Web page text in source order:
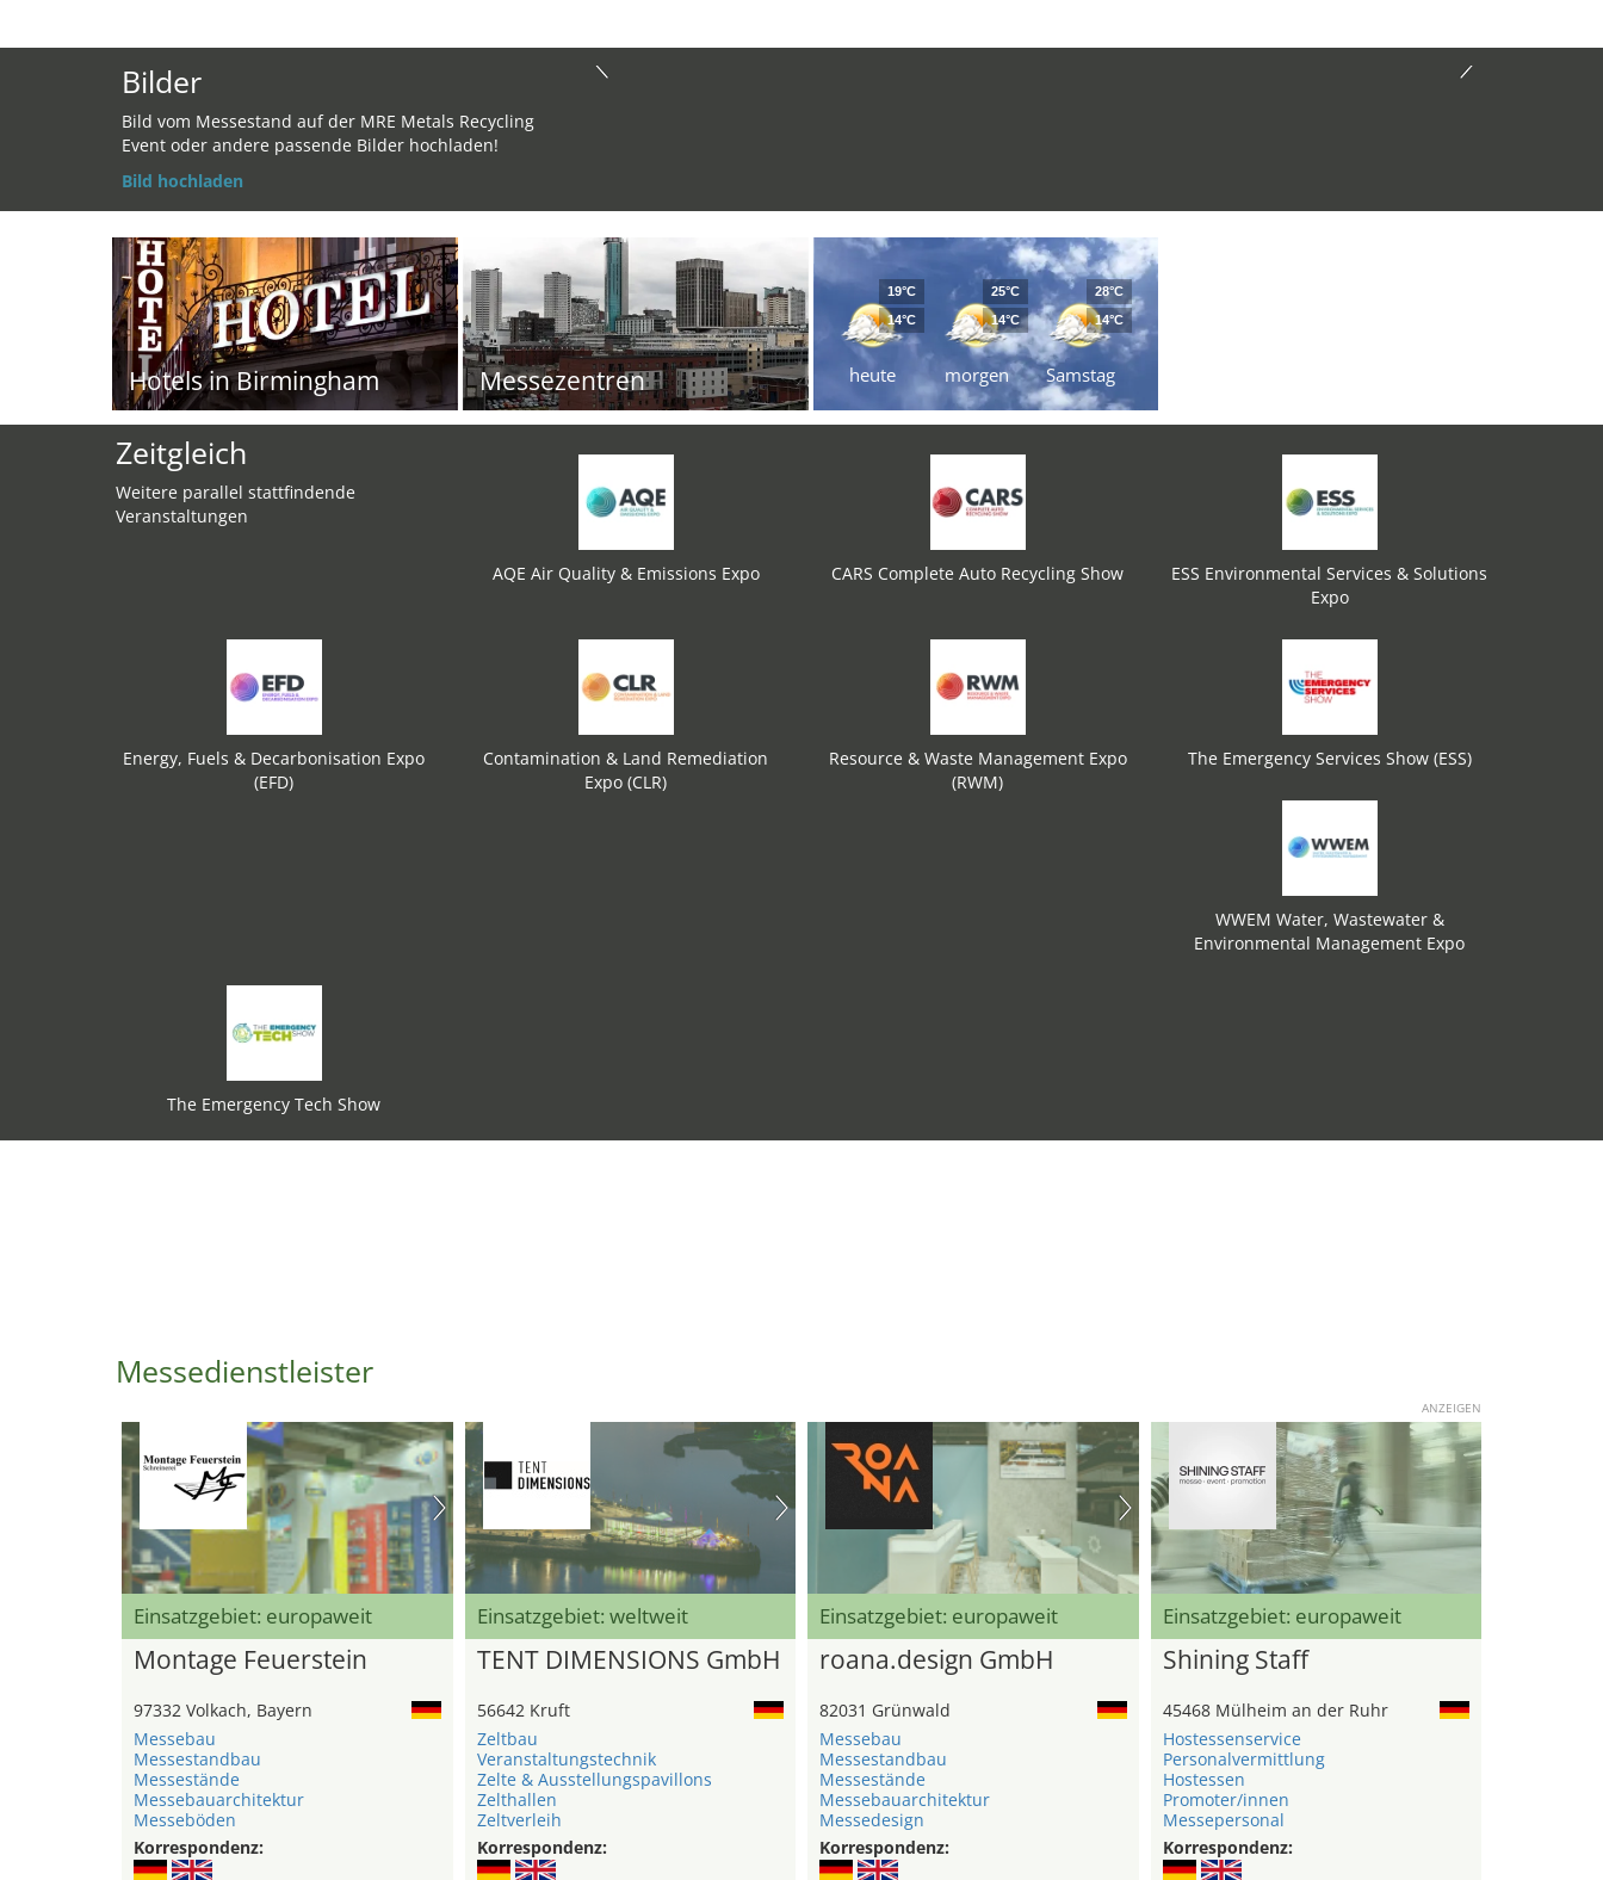
Bilder
Bild vom Messestand auf der MRE Metals Recycling
Event oder andere passende Bilder hochladen!
Bild hochladen
Hotels in Birmingham Messezentren heute
19°C
14°C
morgen
25°C
14°C
Samstag
28°C
14°C
Zeitgleich
Weitere parallel stattfindende
Veranstaltungen
AQE Air Quality & Emissions Expo CARS Complete Auto Recycling Show
ESS Environmental Services & Solutions
Expo
Energy, Fuels & Decarbonisation Expo
(EFD)
Contamination & Land Remediation
Expo (CLR)
Resource & Waste Management Expo
(RWM)
The Emergency Services Show (ESS)
WWEM Water, Wastewater &
Environmental Management Expo
The Emergency Tech Show
Messedienstleister
ANZEIGEN
Einsatzgebiet: europaweit
Montage Feuerstein
97332 Volkach, Bayern
Messebau
Messestandbau
Messestände
Messebauarchitektur
Messeböden
Korrespondenz:
Einsatzgebiet: weltweit
TENT DIMENSIONS GmbH
56642 Kruft
Zeltbau
Veranstaltungstechnik
Zelte & Ausstellungspavillons
Zelthallen
Zeltverleih
Korrespondenz:
Einsatzgebiet: europaweit
roana.design GmbH
82031 Grünwald
Messebau
Messestandbau
Messestände
Messebauarchitektur
Messedesign
Korrespondenz:
Einsatzgebiet: europaweit
Shining Staff
45468 Mülheim an der Ruhr
Hostessenservice
Personalvermittlung
Hostessen
Promoter/innen
Messepersonal
Korrespondenz: